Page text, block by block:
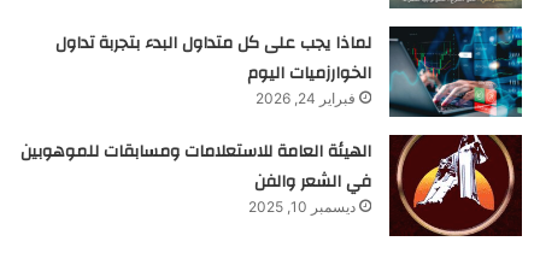
لماذا يجب على كل متداول البدء بتجربة تداول
الخوارزميات اليوم
فبراير 24, 2026
الهيئة العامة للاستعلامات ومسابقات للموهوبين
في الشعر والفن
ديسمبر 10, 2025